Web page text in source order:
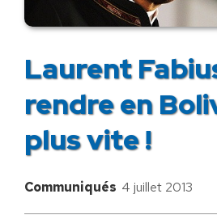
Laurent
rendre en
plus vite !
Communiqués 4 juillet 2013